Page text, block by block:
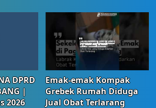
DPRD
|
2026
Emak-emak Kompak
Grebek Rumah Diduga
Jual Obat Terlarang